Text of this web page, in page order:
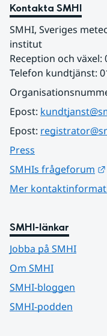
Kontakta SMHI
SMHI, Sveriges
institut
Reception och växel:
Telefon kundtjänst:
Epost:
Epost:
Press
SMHIs frågeforum
Mer
SMHI-länkar
Jobba på SMHI
Om SMHI
SMHI-bloggen
SMHI-podden